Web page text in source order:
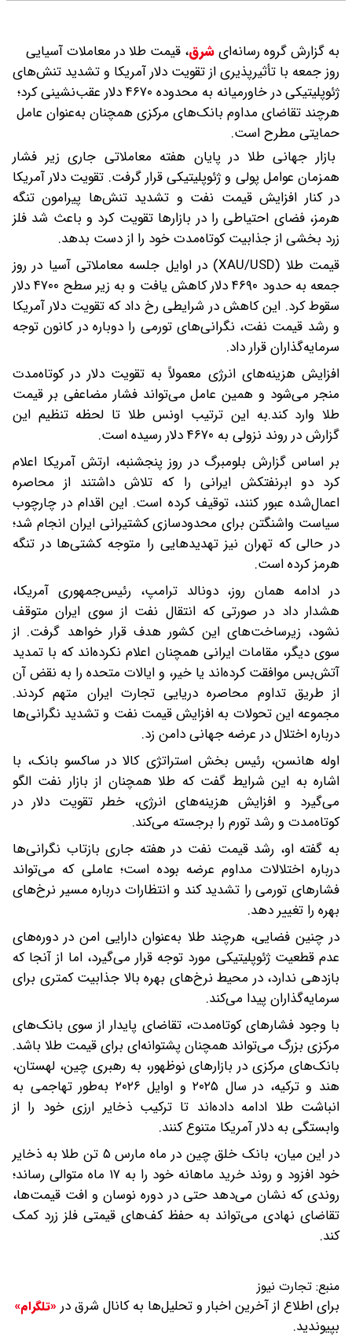
به گزارش گروه رسانه‌ایشرق، قیمت طلا در معاملات آسیایی
روز جمعه با تأثیرپذیری از تقویت دلار آمریکا و تشدید تنش‌های
ژئوپلیتیکی در خاورمیانه به محدوده ۴۶۷۰ دلار عقب‌نشینی کرد؛
هرچند تقاضای مداوم بانک‌های مرکزی همچنان به‌عنوان عامل
حمایتی مطرح است.
بازار جهانی طلا در پایان هفته معاملاتی جاری زیر فشار
همزمان عوامل پولی و ژئوپلیتیکی قرار گرفت. تقویت دلار آمریکا
در کنار افزایش قیمت نفت و تشدید تنش‌ها پیرامون تنگه
هرمز، فضای احتیاطی را در بازارها تقویت کرد و باعث شد فلز
زرد بخشی از جذابیت کوتاه‌مدت خود را از دست بدهد.
قیمت طلا (XAU/USD) در اوایل جلسه معاملاتی آسیا در روز
جمعه به حدود ۴۶۹۰ دلار کاهش یافت و به زیر سطح ۴۷۰۰ دلار
سقوط کرد. این کاهش در شرایطی رخ داد که تقویت دلار آمریکا
و رشد قیمت نفت، نگرانی‌های تورمی را دوباره در کانون توجه
سرمایه‌گذاران قرار داد.
افزایش هزینه‌های انرژی معمولاً به تقویت دلار در کوتاه‌مدت
منجر می‌شود و همین عامل می‌تواند فشار مضاعفی بر قیمت
طلا وارد کند.به این ترتیب اونس طلا تا لحظه تنظیم این
گزارش در روند نزولی به ۴۶۷۰ دلار رسیده است.
بر اساس گزارش بلومبرگ در روز پنجشنبه، ارتش آمریکا اعلام
کرد دو ابرنفتکش ایرانی را که تلاش داشتند از محاصره
اعمال‌شده عبور کنند، توقیف کرده است. این اقدام در چارچوب
سیاست واشنگتن برای محدودسازی کشتیرانی ایران انجام شد؛
در حالی که تهران نیز تهدیدهایی را متوجه کشتی‌ها در تنگه
هرمز کرده است.
در ادامه همان روز، دونالد ترامپ، رئیس‌جمهوری آمریکا،
هشدار داد در صورتی که انتقال نفت از سوی ایران متوقف
نشود، زیرساخت‌های این کشور هدف قرار خواهد گرفت. از
سوی دیگر، مقامات ایرانی همچنان اعلام نکرده‌اند که با تمدید
آتش‌بس موافقت کرده‌اند یا خیر، و ایالات متحده را به نقض آن
از طریق تداوم محاصره دریایی تجارت ایران متهم کردند.
مجموعه این تحولات به افزایش قیمت نفت و تشدید نگرانی‌ها
درباره اختلال در عرضه جهانی دامن زد.
اوله هانسن، رئیس بخش استراتژی کالا در ساکسو بانک، با
اشاره به این شرایط گفت که طلا همچنان از بازار نفت الگو
می‌گیرد و افزایش هزینه‌های انرژی، خطر تقویت دلار در
کوتاه‌مدت و رشد تورم را برجسته می‌کند.
به گفته او، رشد قیمت نفت در هفته جاری بازتاب نگرانی‌ها
درباره اختلالات مداوم عرضه بوده است؛ عاملی که می‌تواند
فشارهای تورمی را تشدید کند و انتظارات درباره مسیر نرخ‌های
بهره را تغییر دهد.
در چنین فضایی، هرچند طلا به‌عنوان دارایی امن در دوره‌های
عدم قطعیت ژئوپلیتیکی مورد توجه قرار می‌گیرد، اما از آنجا که
بازدهی ندارد، در محیط نرخ‌های بهره بالا جذابیت کمتری برای
سرمایه‌گذاران پیدا می‌کند.
با وجود فشارهای کوتاه‌مدت، تقاضای پایدار از سوی بانک‌های
مرکزی بزرگ می‌تواند همچنان پشتوانه‌ای برای قیمت طلا باشد.
بانک‌های مرکزی در بازارهای نوظهور، به رهبری چین، لهستان،
هند و ترکیه، در سال ۲۰۲۵ و اوایل ۲۰۲۶ به‌طور تهاجمی به
انباشت طلا ادامه داده‌اند تا ترکیب ذخایر ارزی خود را از
وابستگی به دلار آمریکا متنوع کنند.
در این میان، بانک خلق چین در ماه مارس ۵ تن طلا به ذخایر
خود افزود و روند خرید ماهانه خود را به ۱۷ ماه متوالی رساند؛
روندی که نشان می‌دهد حتی در دوره نوسان و افت قیمت‌ها،
تقاضای نهادی می‌تواند به حفظ کف‌های قیمتی فلز زرد کمک
کند.
منبع: تجارت نیوز
برای اطلاع از آخرین اخبار و تحلیل‌ها به کانال شرق در «تلگرام»
بپیوندید.